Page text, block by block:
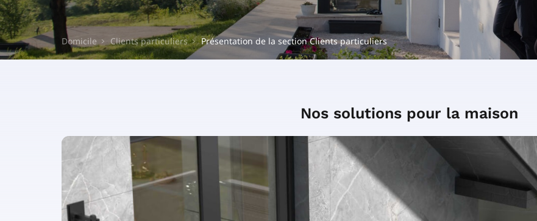
Domicile Clients particuliers Présentation de la section Clients particuliers
Nos solutions pour la maison